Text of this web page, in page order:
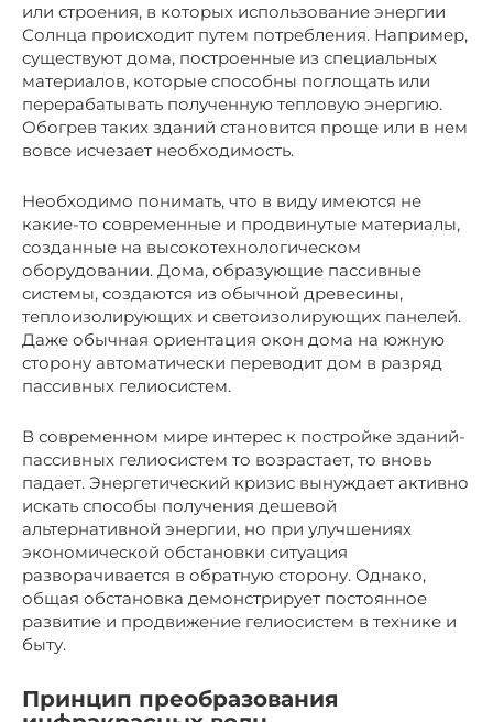
или строения, в которых использование энергии
Солнца происходит путем потребления. Например,
существуют дома, построенные из специальных
материалов, которые способны поглощать или
перерабатывать полученную тепловую энергию.
Обогрев таких зданий становится проще или в нем
вовсе исчезает необходимость.
Необходимо понимать, что в виду имеются не
какие-то современные и продвинутые материалы,
созданные на высокотехнологическом
оборудовании. Дома, образующие пассивные
системы, создаются из обычной древесины,
теплоизолирующих и светоизолирующих панелей.
Даже обычная ориентация окон дома на южную
сторону автоматически переводит дом в разряд
пассивных гелиосистем.
В современном мире интерес к постройке зданий-
пассивных гелиосистем то возрастает, то вновь
падает. Энергетический кризис вынуждает активно
искать способы получения дешевой
альтернативной энергии, но при улучшениях
экономической обстановки ситуация
разворачивается в обратную сторону. Однако,
общая обстановка демонстрирует постоянное
развитие и продвижение гелиосистем в технике и
быту.
Принцип преобразования